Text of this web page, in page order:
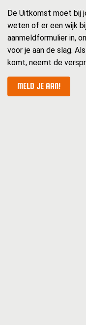
De Uitkomst moet bij
weten of er een wijk
aanmeldformulier in,
voor je aan de slag.
komt, neemt de
MELD JE AAN!